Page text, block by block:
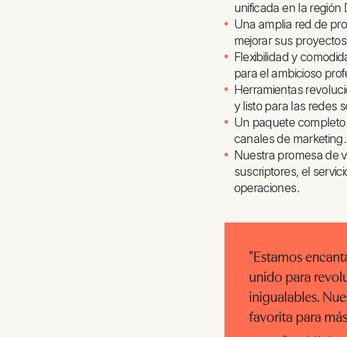
unificada en la región
Una amplia red de
mejorar sus
Flexibilidad y
para el ambicioso
Herramientas
y listo para las redes
Un paquete
canales de marketing.
Nuestra promesa de
suscriptores, el
operaciones.
"Estamos
unido para
inigualables.
favorita para